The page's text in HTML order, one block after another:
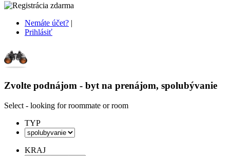
Nemáte účet? |
Prihlásiť
Zvolte podnájom - byt na prenájom, spolubývanie
Select - looking for roommate or room
TYP
KRAJ